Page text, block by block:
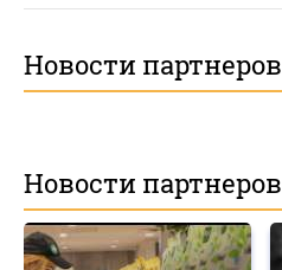
Новости партнеров
Новости партнеров